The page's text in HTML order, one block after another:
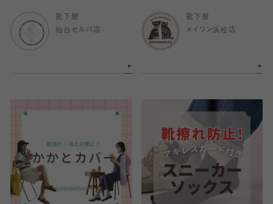
靴下屋
仙台セルバ店
靴下屋
メイワン浜松店